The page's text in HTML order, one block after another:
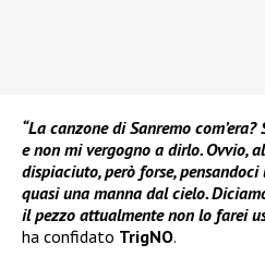
“La canzone di Sanremo
e non mi vergogno a dirlo. Ovvio,
dispiaciuto, però forse,
quasi una manna dal cielo.
il pezzo attualmente non lo farei
ha confidato TrigNO.